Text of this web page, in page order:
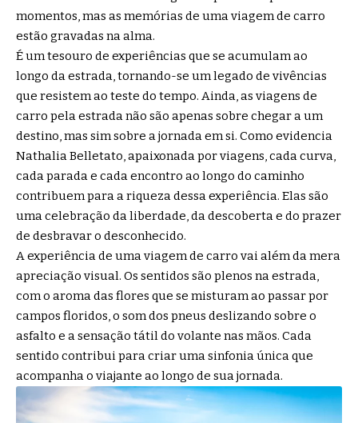
momentos, mas as memórias de uma viagem de carro
estão gravadas na alma.
É um tesouro de experiências que se acumulam ao
longo da estrada, tornando-se um legado de vivências
que resistem ao teste do tempo. Ainda, as viagens de
carro pela estrada não são apenas sobre chegar a um
destino, mas sim sobre a jornada em si. Como evidencia
Nathalia Belletato, apaixonada por viagens, cada curva,
cada parada e cada encontro ao longo do caminho
contribuem para a riqueza dessa experiência. Elas são
uma celebração da liberdade, da descoberta e do prazer
de desbravar o desconhecido.
A experiência de uma viagem de carro vai além da mera
apreciação visual. Os sentidos são plenos na estrada,
com o aroma das flores que se misturam ao passar por
campos floridos, o som dos pneus deslizando sobre o
asfalto e a sensação tátil do volante nas mãos. Cada
sentido contribui para criar uma sinfonia única que
acompanha o viajante ao longo de sua jornada.